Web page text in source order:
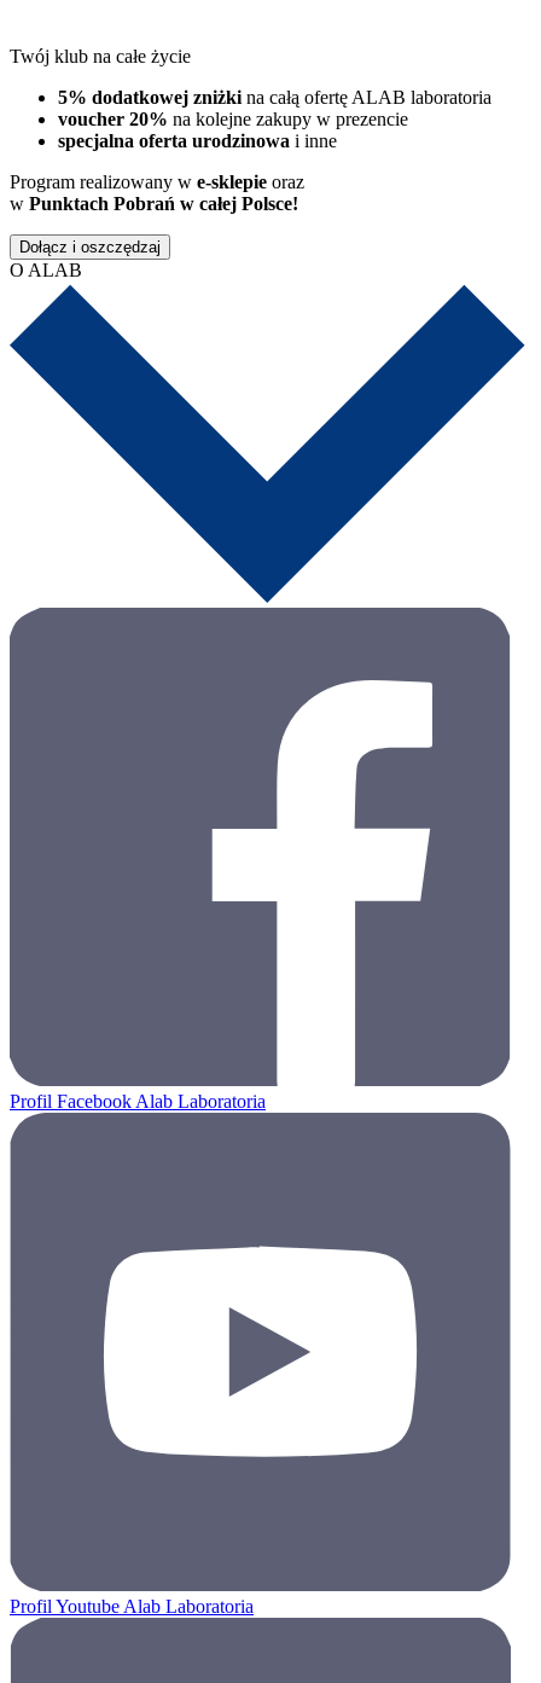
Twój klub na całe życie
5% dodatkowej zniżki na całą ofertę ALAB laboratoria
voucher 20% na kolejne zakupy w prezencie
specjalna oferta urodzinowa i inne
Program realizowany w e-sklepie oraz
w Punktach Pobrań w całej Polsce!
Dołącz i oszczędzaj
O ALAB
Profil Facebook Alab Laboratoria
Profil Youtube Alab Laboratoria